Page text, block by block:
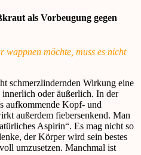
als Vorbeugung gegen
möchte, muss es nicht
schmerzlindernden Wirkung eine
oder äußerlich. In der
aufkommende Kopf- und
außerdem fiebersenkend. Man
Aspirin“. Es mag nicht so
der Körper wird sein bestes
umzusetzen. Manchmal ist